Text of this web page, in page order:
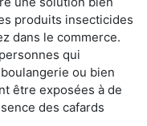
produits insecticides
dans le commerce.
qui
ou bien
être exposées à de
des cafards